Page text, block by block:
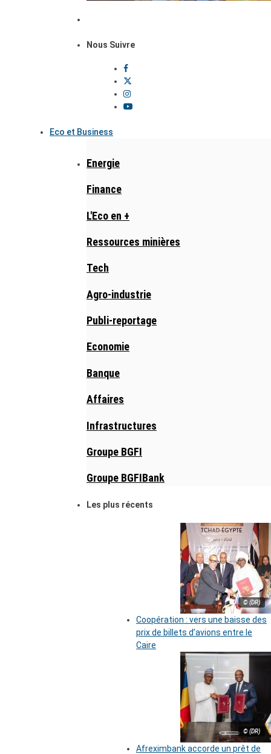
Nous Suivre
Eco et Business
Energie
Finance
L'Eco en +
Ressources minières
Tech
Agro-industrie
Publi-reportage
Economie
Banque
Affaires
Infrastructures
Groupe BGFI
Groupe BGFIBank
Les plus récents
© (DR)
Coopération : vers une baisse des
prix de billets d’avions entre le
Caire
© (DR)
Afreximbank accorde un prêt de